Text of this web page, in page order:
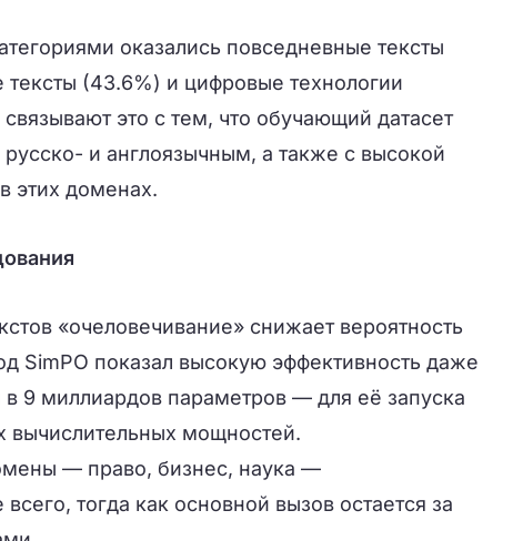
оказались повседневные тексты
(43.6%) и цифровые технологии
это с тем, что обучающий датасет
и англоязычным, а также с высокой
этих доменах.
«очеловечивание» снижает вероятность
SimPO показал высокую эффективность даже
9 миллиардов параметров — для её запуска
вычислительных мощностей.
— право, бизнес, наука —
тогда как основной вызов остается за